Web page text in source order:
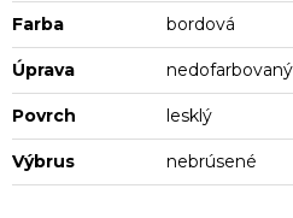
Farba bordová
Úprava nedofarbovaný
Povrch lesklý
Výbrus nebrúsené